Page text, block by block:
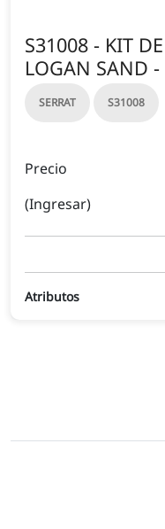
S31008 - KIT
LOGAN SAND -
SERRAT S31008
Precio
(Ingresar)
Atributos